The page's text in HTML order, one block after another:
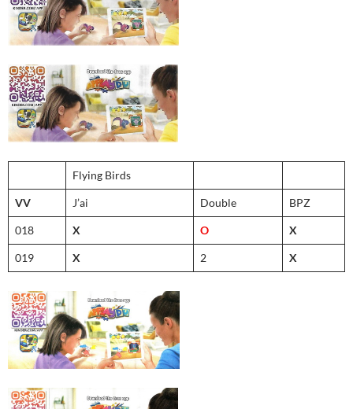
Flying Birds
VV J’ai Double BPZ
018 X O X
019 X 2 X